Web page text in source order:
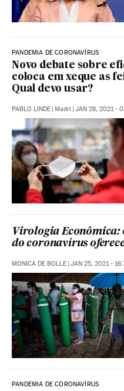
PANDEMIA DE CORONAVÍRUS
Novo debate sobre
coloca em xeque as
Qual devo usar?
PABLO LINDE | Madri | JAN 28, 2021 -
Virologia Econômica:
do coronavírus
MONICA DE BOLLE | JAN 25, 2021 -
PANDEMIA DE CORONAVÍRUS